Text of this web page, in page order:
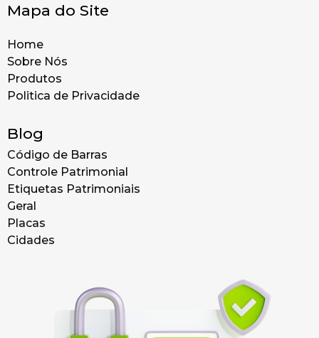
Mapa do Site
Home
Sobre Nós
Produtos
Politica de Privacidade
Blog
Código de Barras
Controle Patrimonial
Etiquetas Patrimoniais
Geral
Placas
Cidades